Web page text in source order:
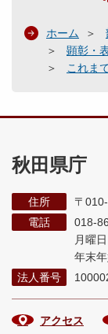
ホーム
顕彰・
これま
秋田県庁
住所
〒
電話
018-
月曜
年末年
法人番号
アクセス